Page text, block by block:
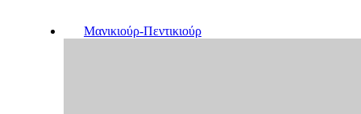
Μανικιούρ-Πεντικιούρ